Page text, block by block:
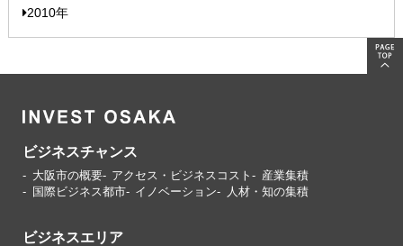
2010年
ビジネスチャンス
大阪市の概要 アクセス・ビジネスコスト
産業集積
国際ビジネス都市
イノベーション 人材・知の集積
ビジネスエリア